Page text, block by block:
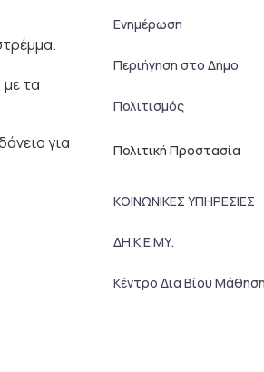
τα
για
Ενημέρωση
Περιήγηση στο Δήμο
Πολιτισμός
Πολιτική Προστασία
ΚΟΙΝΩΝΙΚΕΣ ΥΠΗΡΕΣΙΕΣ
ΔΗ.Κ.Ε.ΜΥ.
Κέντρο Δια Βίου